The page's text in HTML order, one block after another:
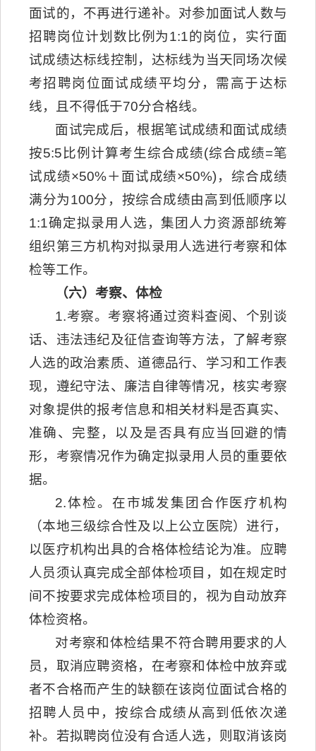
面试的，不再进行递补。对参加面试人数与
招聘岗位计划数比例为1:1的岗位，实行面
试成绩达标线控制，达标线为当天同场次候
考招聘岗位面试成绩平均分，需高于达标
线，且不得低于70分合格线。
面试完成后，根据笔试成绩和面试成绩
按5:5比例计算考生综合成绩(综合成绩=笔
试成绩×50%＋面试成绩×50%)，综合成绩
满分为100分，按综合成绩由高到低顺序以
1:1确定拟录用人选，集团人力资源部统筹
组织第三方机构对拟录用人选进行考察和体
检等工作。
（六）考察、体检
1.考察。考察将通过资料查阅、个别谈
话、违法违纪及征信查询等方法，了解考察
人选的政治素质、道德品行、学习和工作表
现，遵纪守法、廉洁自律等情况，核实考察
对象提供的报考信息和相关材料是否真实、
准确、完整，以及是否具有应当回避的情
形，考察情况作为确定拟录用人员的重要依
据。
2.体检。在市城发集团合作医疗机构
（本地三级综合性及以上公立医院）进行，
以医疗机构出具的合格体检结论为准。应聘
人员须认真完成全部体检项目，如在规定时
间不按要求完成体检项目的，视为自动放弃
体检资格。
对考察和体检结果不符合聘用要求的人
员，取消应聘资格，在考察和体检中放弃或
者不合格而产生的缺额在该岗位面试合格的
招聘人员中，按综合成绩从高到低依次递
补。若拟聘岗位没有合适人选，则取消该岗